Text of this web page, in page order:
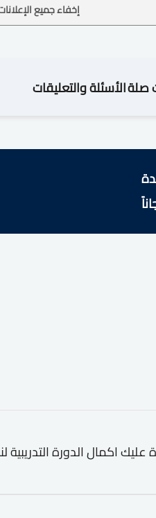
إخفاء جميع
صلةالأسئلة والتعليقات
اكمال الدورة التدريبية